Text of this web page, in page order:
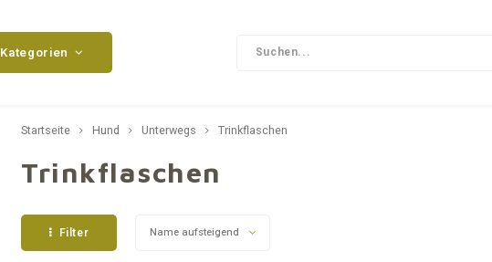
Kategorien
Startseite Hund Unterwegs Trinkflaschen
Trinkflaschen
Filter Name aufsteigend